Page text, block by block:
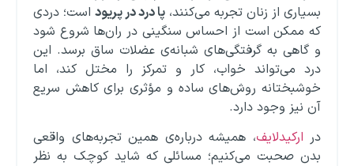
بسیاری از زنان تجربه می‌کنند، پا درد در پریود است؛ دردی
که ممکن است از احساس سنگینی در ران‌ها شروع شود
و گاهی به گرفتگی‌های شبانه‌ی عضلات ساق برسد. این
درد می‌تواند خواب، کار و تمرکز را مختل کند، اما
خوشبختانه روش‌های ساده و مؤثری برای کاهش سریع
آن نیز وجود دارد.
در ارکیدلایف، همیشه درباره‌ی همین تجربه‌های واقعی
بدن صحبت می‌کنیم؛ مسائلی که شاید کوچک به نظر